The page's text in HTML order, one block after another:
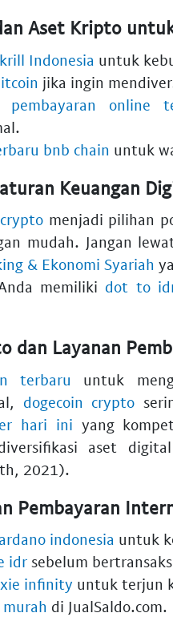
Aset Kripto
Indonesia untuk
jika ingin
pembayaran online
bnb chain untuk
Keuangan
menjadi pilihan
mudah. Jangan
& Ekonomi Syariah
memiliki dot to
dan Layanan
terbaru
untuk
dogecoin crypto
hari ini yang
aset
2021).
Pembayaran
indonesia untuk
idr sebelum
infinity untuk terjun
di JualSaldo.com.